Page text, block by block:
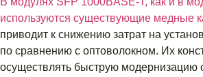
используются существующие медные
приводит к снижению затрат на
по сравнению с оптоволокном. Их
осуществлять быструю